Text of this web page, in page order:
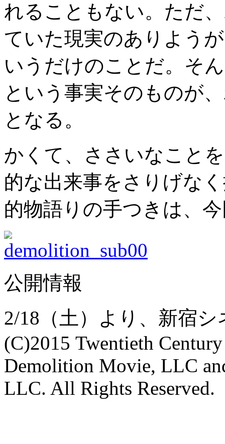
れることもない。ただ
ていた現実のありよう
いうだけのことだ。そ
という事実そのものが
となる。
かくて、ささいなこと
的な出来事をさりげな
的物語りの手つきは、
公開情報
2/18（土）より、新宿
(C)2015 Twentieth
Demolition Movie, LLC
LLC. All Rights Reserved.